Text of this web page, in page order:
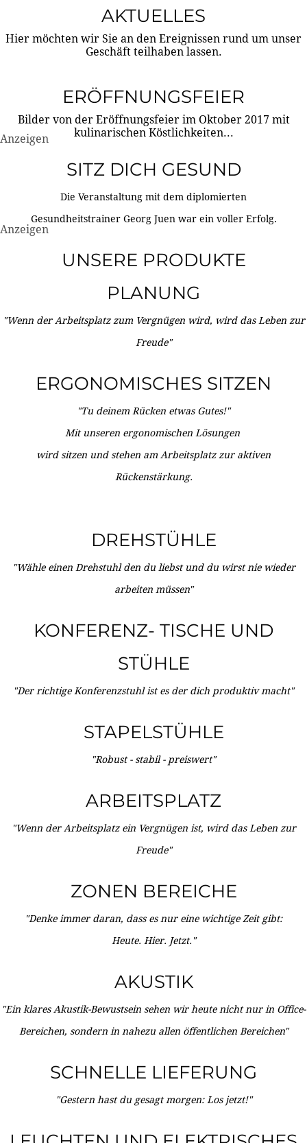
AKTUELLES
Hier möchten wir Sie an den Ereignissen rund um unser
Geschäft teilhaben lassen.
ERÖFFNUNGSFEIER
Bilder von der Eröffnungsfeier im Oktober 2017 mit
kulinarischen Köstlichkeiten...
Anzeigen
SITZ DICH GESUND
Die Veranstaltung mit dem diplomierten
Gesundheitstrainer Georg Juen war ein voller Erfolg.
Anzeigen
UNSERE PRODUKTE
PLANUNG
"Wenn der Arbeitsplatz zum Vergnügen wird, wird das Leben zur
Freude"
ERGONOMISCHES SITZEN
"Tu deinem Rücken etwas Gutes!"
Mit unseren ergonomischen Lösungen
wird sitzen und stehen am Arbeitsplatz zur aktiven
Rückenstärkung.
DREHSTÜHLE
"Wähle einen Drehstuhl den du liebst und du wirst nie wieder
arbeiten müssen"
KONFERENZ- TISCHE UND
STÜHLE
"Der richtige Konferenzstuhl ist es der dich produktiv macht"
STAPELSTÜHLE
"Robust - stabil - preiswert"
ARBEITSPLATZ
"Wenn der Arbeitsplatz ein Vergnügen ist, wird das Leben zur
Freude"
ZONEN BEREICHE
"Denke immer daran, dass es nur eine wichtige Zeit gibt:
Heute. Hier. Jetzt."
AKUSTIK
"Ein klares Akustik-Bewustsein sehen wir heute nicht nur in Office-
Bereichen, sondern in nahezu allen öffentlichen Bereichen"
SCHNELLE LIEFERUNG
"Gestern hast du gesagt morgen: Los jetzt!"